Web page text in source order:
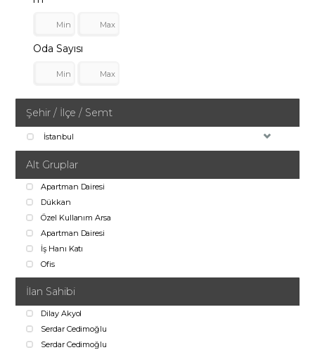
Oda Sayısı
Şehir / İlçe / Semt
İstanbul
Alt Gruplar
Apartman Dairesi
Dükkan
Özel Kullanım Arsa
Apartman Dairesi
İş Hanı Katı
Ofis
İlan Sahibi
Dilay Akyol
Serdar Cedimoğlu
Serdar Cedimoğlu